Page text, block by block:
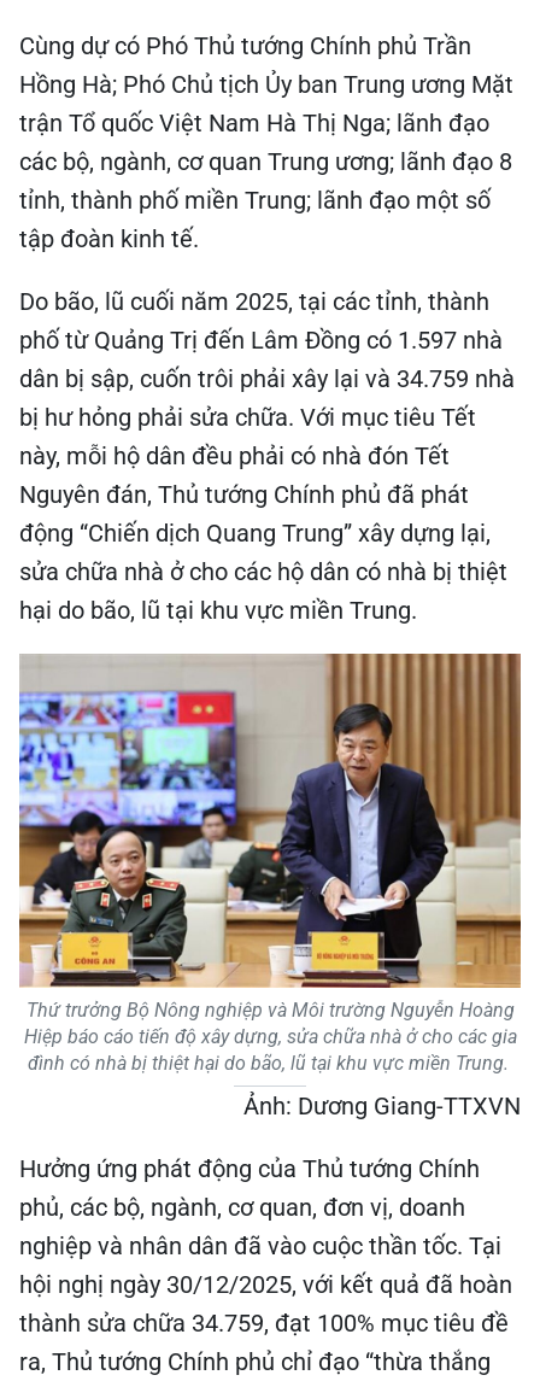
Cùng dự có Phó Thủ tướng Chính phủ Trần
Hồng Hà; Phó Chủ tịch Ủy ban Trung ương Mặt
trận Tổ quốc Việt Nam Hà Thị Nga; lãnh đạo
các bộ, ngành, cơ quan Trung ương; lãnh đạo 8
tỉnh, thành phố miền Trung; lãnh đạo một số
tập đoàn kinh tế.
Do bão, lũ cuối năm 2025, tại các tỉnh, thành
phố từ Quảng Trị đến Lâm Đồng có 1.597 nhà
dân bị sập, cuốn trôi phải xây lại và 34.759 nhà
bị hư hỏng phải sửa chữa. Với mục tiêu Tết
này, mỗi hộ dân đều phải có nhà đón Tết
Nguyên đán, Thủ tướng Chính phủ đã phát
động “Chiến dịch Quang Trung” xây dựng lại,
sửa chữa nhà ở cho các hộ dân có nhà bị thiệt
hại do bão, lũ tại khu vực miền Trung.
Thứ trưởng Bộ Nông nghiệp và Môi trường Nguyễn Hoàng
Hiệp báo cáo tiến độ xây dựng, sửa chữa nhà ở cho các gia
đình có nhà bị thiệt hại do bão, lũ tại khu vực miền Trung.
Ảnh: Dương Giang-TTXVN
Hưởng ứng phát động của Thủ tướng Chính
phủ, các bộ, ngành, cơ quan, đơn vị, doanh
nghiệp và nhân dân đã vào cuộc thần tốc. Tại
hội nghị ngày 30/12/2025, với kết quả đã hoàn
thành sửa chữa 34.759, đạt 100% mục tiêu đề
ra, Thủ tướng Chính phủ chỉ đạo “thừa thắng